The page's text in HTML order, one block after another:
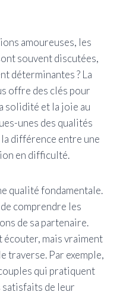
amoureuses, les
souvent discutées,
déterminantes ? La
offre des clés pour
solidité et la joie au
unes des qualités
différence entre une
en difficulté.
qualité fondamentale.
comprendre les
de sa partenaire.
écouter, mais vraiment
traverse. Par exemple,
qui pratiquent
satisfaits de leur